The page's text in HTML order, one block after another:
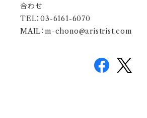
合わせ
TEL：03-6161-6070
MAIL： m-chono@aristrist.com